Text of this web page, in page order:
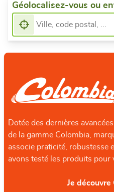
Géolocalisez-vous ou
Dotée des dernières
de la gamme Colombia,
associe praticité, robustesse
avons testé les produits pour
Je découvre